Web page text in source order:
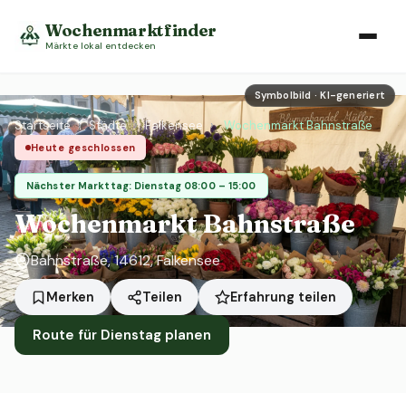
Wochenmarktfinder
Märkte lokal entdecken
Symbolbild · KI-generiert
Startseite › Städte › Falkensee › Wochenmarkt Bahnstraße
Heute geschlossen
Nächster Markttag: Dienstag 08:00 – 15:00
Wochenmarkt Bahnstraße
Bahnstraße, 14612, Falkensee
Merken Teilen Erfahrung teilen
Route für Dienstag planen